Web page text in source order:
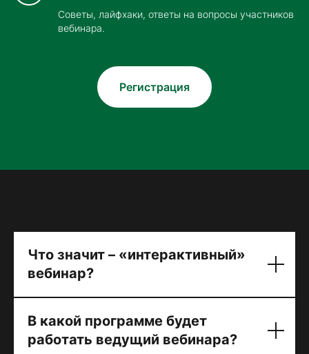
Советы, лайфхаки, ответы на вопросы участников
вебинара.
Регистрация
Что значит – «интерактивный»
вебинар?
В какой программе будет
работать ведущий вебинара?